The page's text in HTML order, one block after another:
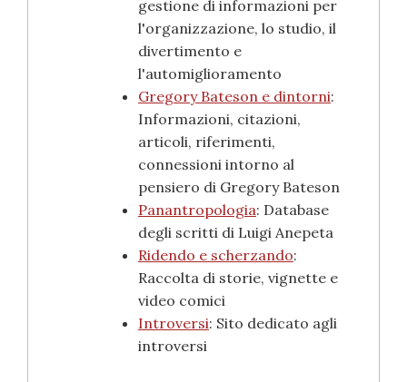
gestione di informazioni per
l'organizzazione, lo studio, il
divertimento e
l'automiglioramento
Gregory Bateson e dintorni:
Informazioni, citazioni,
articoli, riferimenti,
connessioni intorno al
pensiero di Gregory Bateson
Panantropologia: Database
degli scritti di Luigi Anepeta
Ridendo e scherzando:
Raccolta di storie, vignette e
video comici
Introversi: Sito dedicato agli
introversi